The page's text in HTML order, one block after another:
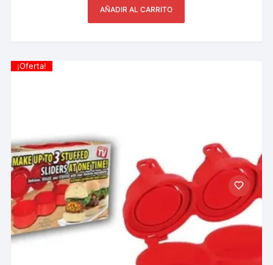
AÑADIR AL CARRITO
¡Oferta!